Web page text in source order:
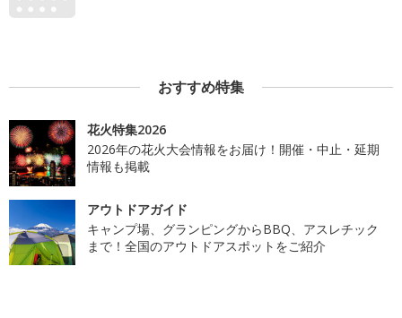
おすすめ特集
花火特集2026
2026年の花火大会情報をお届け！開催・中止・延期
情報も掲載
アウトドアガイド
キャンプ場、グランピングからBBQ、アスレチック
まで！全国のアウトドアスポットをご紹介